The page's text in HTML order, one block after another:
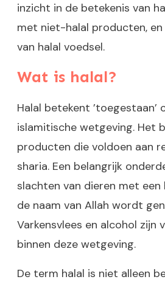
inzicht in de betekenis van
met niet-halal producten,
van halal voedsel.
Wat is halal?
Halal betekent ’toegestaan’
islamitische wetgeving. Het
producten die voldoen aan
sharia. Een belangrijk
slachten van dieren met een
de naam van Allah wordt
Varkensvlees en alcohol zijn
binnen deze wetgeving.
De term halal is niet alleen